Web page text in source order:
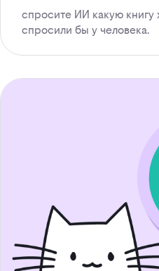
спросите ИИ какую книгу
спросили бы у человека.